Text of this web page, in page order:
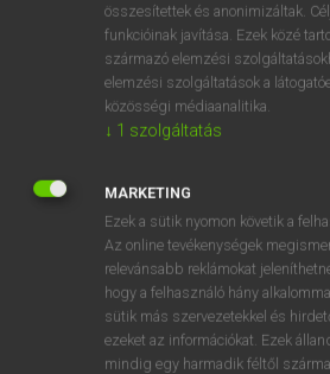
OOOOPS!
SZOTAR.NET
MICROSOFT OFFICE
BEÉPÜLŐ
összesítettek és anonimizáltak.
funkcióinak javítása. Ezek közé
származó elemzési
elemzési szolgáltatások a
közösségi médiaanalitika.
↓ 1 szolgáltatás
MARKETING
Ezek a sütik nyomon követik a
Az online tevékenységek
relevánsabb reklámokat
hogy a felhasználó hány
sütik más szervezetekkel és
ezeket az információkat. Ezek
mindig egy harmadik féltől